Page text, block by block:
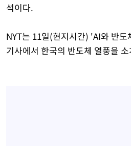
석이다.
NYT는 11일(현지시간) 'AI와 반
기사에서 한국의 반도체 열풍을